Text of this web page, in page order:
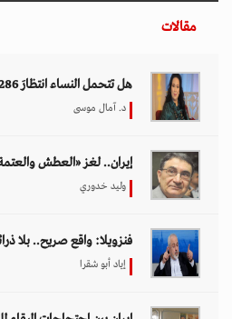
مقالات
هل تتحمل النساء انتظارَ 286 عاماً؟
د. آمال موسى
إيران.. لغز «العطش
وليد خدوري
فنزويلا: واقع صريح.. بلا
إياد أبو شقرا